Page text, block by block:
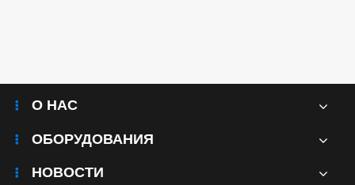
О НАС
ОБОРУДОВАНИЯ
НОВОСТИ